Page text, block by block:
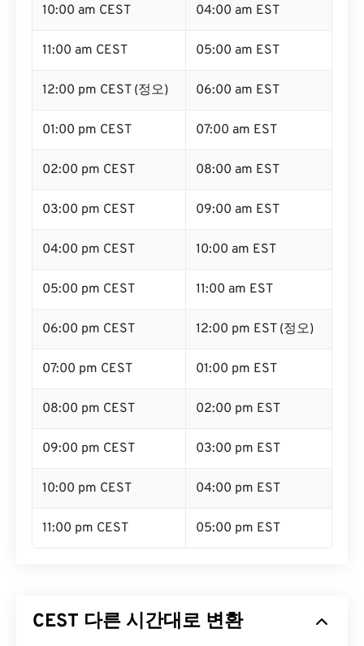
10:00 am CEST 04:00 am EST
11:00 am CEST 05:00 am EST
12:00 pm CEST (정오) 06:00 am EST
01:00 pm CEST 07:00 am EST
02:00 pm CEST 08:00 am EST
03:00 pm CEST 09:00 am EST
04:00 pm CEST 10:00 am EST
05:00 pm CEST 11:00 am EST
06:00 pm CEST 12:00 pm EST (정오)
07:00 pm CEST 01:00 pm EST
08:00 pm CEST 02:00 pm EST
09:00 pm CEST 03:00 pm EST
10:00 pm CEST 04:00 pm EST
11:00 pm CEST 05:00 pm EST
CEST 다른 시간대로 변환